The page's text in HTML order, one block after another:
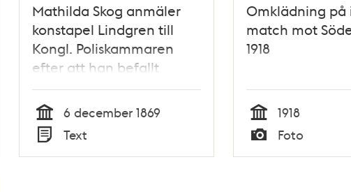
Mathilda Skog anmäler
konstapel Lindgren till
Kongl. Poliskammaren
efter att han befallt
henne att infinna sig vid
Besiktningsbyrån
Tid
6 december 1869
Typ
Text
Omklädning på
match mot
1918
Tid
1918
Typ
Foto